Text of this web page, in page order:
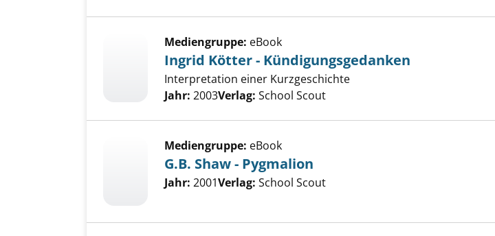
Mediengruppe: eBook
Ingrid Kötter - Kündigungsgedanken
Interpretation einer Kurzgeschichte
Suche nach diesem Verfasser
Jahr: 2003Verlag: School Scout
Mediengruppe: eBook
G.B. Shaw - Pygmalion
Suche nach diesem Verfasser
Jahr: 2001Verlag: School Scout